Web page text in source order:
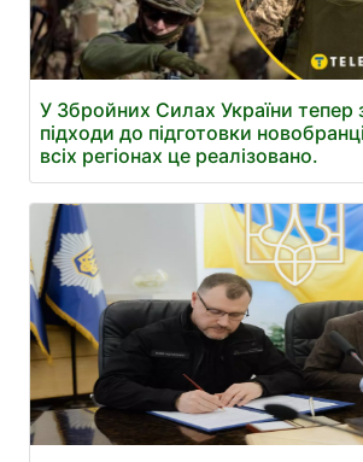
У Збройних Силах України тепер
підходи до підготовки
всіх регіонах це реалізовано.